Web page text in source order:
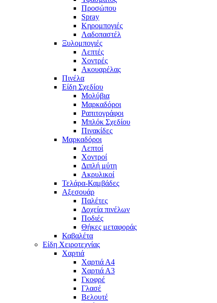
Προσώπου
Spray
Κηρομπογιές
Λαδοπαστέλ
Ξυλομπογιές
Λεπτές
Χοντρές
Ακουαρέλας
Πινέλα
Είδη Σχεδίου
Μολύβια
Μαρκαδόροι
Ραπιτογράφοι
Μπλόκ Σχεδίου
Πινακίδες
Μαρκαδόροι
Λεπτοί
Χοντροί
Διπλή μύτη
Ακρυλικοί
Τελάρα-Καμβάδες
Αξεσουάρ
Παλέτες
Δοχεία πινέλων
Ποδιές
Θήκες μεταφοράς
Καβαλέτα
Είδη Χειροτεχνίας
Χαρτιά
Χαρτιά Α4
Χαρτιά Α3
Γκοφρέ
Γλασέ
Βελουτέ